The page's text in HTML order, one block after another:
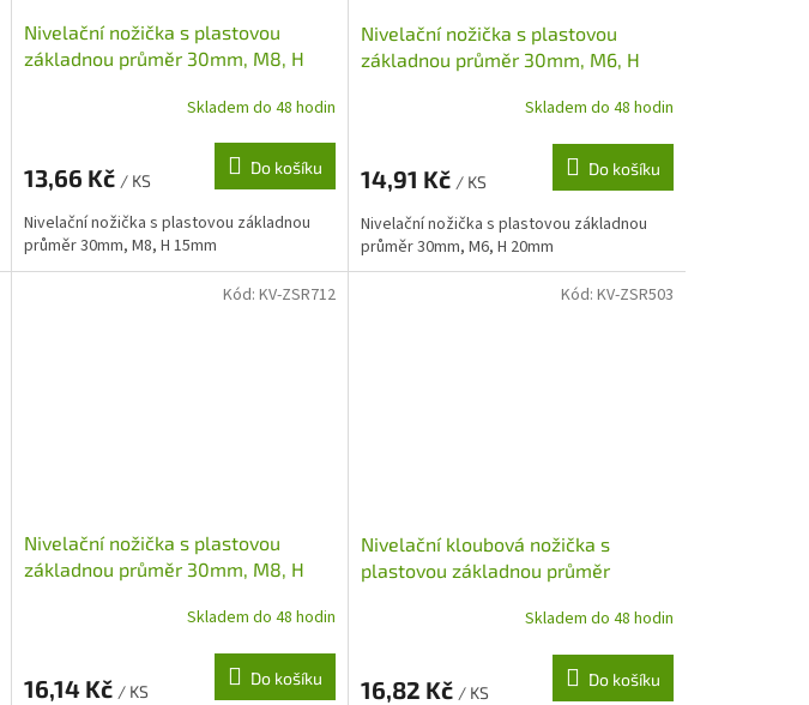
Nivelační nožička s plastovou
základnou průměr 30mm, M8, H
Skladem do 48 hodin
13,66 Kč / KS
Do košíku
Nivelační nožička s plastovou základnou
průměr 30mm, M8, H 15mm
Nivelační nožička s plastovou
základnou průměr 30mm, M6, H
Skladem do 48 hodin
14,91 Kč / KS
Do košíku
Nivelační nožička s plastovou základnou
průměr 30mm, M6, H 20mm
Nivelační nožička s plastovou
základnou průměr 30mm, M8, H
Skladem do 48 hodin
16,14 Kč / KS
Do košíku
Kód: KV-ZSR712
Nivelační kloubová nožička s
plastovou základnou průměr
Skladem do 48 hodin
16,82 Kč / KS
Do košíku
Kód: KV-ZSR503